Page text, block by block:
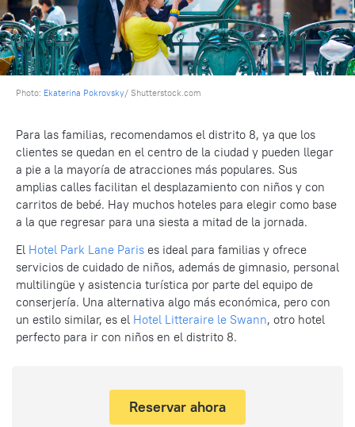
Photo: Ekaterina Pokrovsky/ Shutterstock.com
Para las familias, recomendamos el distrito 8, ya que los
clientes se quedan en el centro de la ciudad y pueden llegar
a pie a la mayoría de atracciones más populares. Sus
amplias calles facilitan el desplazamiento con niños y con
carritos de bebé. Hay muchos hoteles para elegir como base
a la que regresar para una siesta a mitad de la jornada.
El Hotel Park Lane Paris es ideal para familias y ofrece
servicios de cuidado de niños, además de gimnasio, personal
multilingüe y asistencia turística por parte del equipo de
conserjería. Una alternativa algo más económica, pero con
un estilo similar, es el Hotel Litteraire le Swann, otro hotel
perfecto para ir con niños en el distrito 8.
Reservar ahora